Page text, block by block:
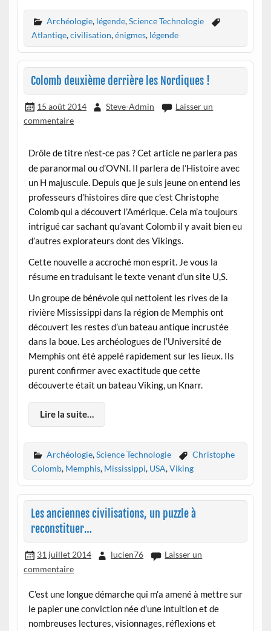
Archéologie, légende,Science Technologie
Atlantiqe,civilisation,énigmes, légende
Colomb deuxième derrière les Nordiques !
15 août 2014 Steve-Admin
Laisser un
commentaire
Drôle de titre n’est-ce pas ? Cet article ne parlera pas
de paranormal ou d’OVNI. Il parlera de l’Histoire avec
un H majuscule. Depuis que je suis jeune on entend les
professeurs d’histoires dire que c’est Christophe
Colomb qui a découvert l’Amérique. Cela m’a toujours
intrigué car sachant qu’avant Colomb il y avait bien eu
d’autres explorateurs dont des Vikings.
Cette nouvelle a accroché mon esprit. Je vous la
résume en traduisant le texte venant d’un site U,S.
Un groupe de bénévole qui nettoient les rives de la
rivière Mississippi dans la région de Memphis ont
découvert les restes d’un bateau antique incrustée
dans la boue. Les archéologues de l’Université de
Memphis ont été appelé rapidement sur les lieux. Ils
purent confirmer avec exactitude que cette
découverte était un bateau Viking, un Knarr.
Lire la suite…
Archéologie,Science Technologie
Christophe
Colomb, Memphis, Mississippi, USA,Viking
Les anciennes civilisations, un puzzle à
reconstituer…
31 juillet 2014 lucien76
Laisser un
commentaire
C’est une longue démarche qui m’a amené à mettre sur
le papier une conviction née d’une intuition et de
nombreuses lectures, visionnages, réflexions et